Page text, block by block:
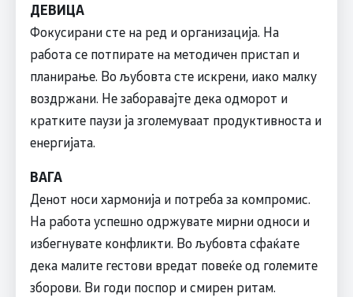
ДЕВИЦА
Фокусирани сте на ред и организација. На
работа се потпирате на методичен пристап и
планирање. Во љубовта сте искрени, иако малку
воздржани. Не заборавајте дека одморот и
кратките паузи ја зголемуваат продуктивноста и
енергијата.
ВАГА
Денот носи хармонија и потреба за компромис.
На работа успешно одржувате мирни односи и
избегнувате конфликти. Во љубовта сфаќате
дека малите гестови вредат повеќе од големите
зборови. Ви годи поспор и смирен ритам.